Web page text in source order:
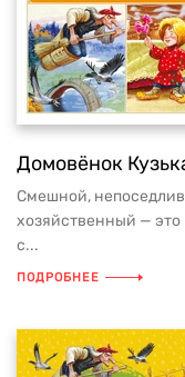
Домовёнок
Смешной,
хозяйственный — это
с...
ПОДРОБНЕЕ